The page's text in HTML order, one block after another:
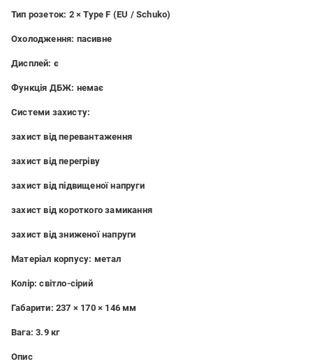
Тип розеток: 2 × Type F (EU / Schuko)
Охолодження: пасивне
Дисплей: є
Функція ДБЖ: немає
Системи захисту:
захист від перевантаження
захист від перегріву
захист від підвищеної напруги
захист від короткого замикання
захист від зниженої напруги
Матеріал корпусу: метал
Колір: світло-сірий
Габарити: 237 × 170 × 146 мм
Вага: 3.9 кг
Опис